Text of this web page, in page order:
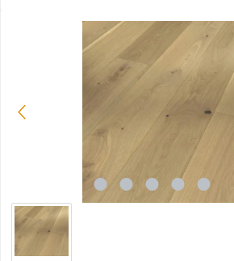
Bildergalerie überspringen